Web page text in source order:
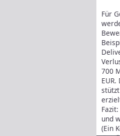
Für
700
und
(Ein